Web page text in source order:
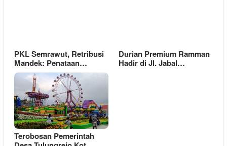
PKL Semrawut, Retribusi
Mandek: Penataan…
Durian Premium Ramman
Hadir di Jl. Jabal…
Terobosan Pemerintah